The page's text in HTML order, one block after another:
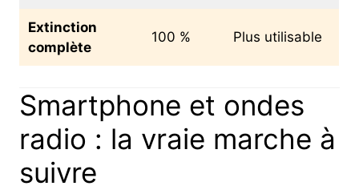
Extinction
complète
100 % Plus utilisable
Smartphone et ondes
radio : la vraie marche à
suivre